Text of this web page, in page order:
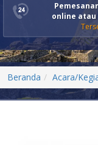
online
Beranda Acara/